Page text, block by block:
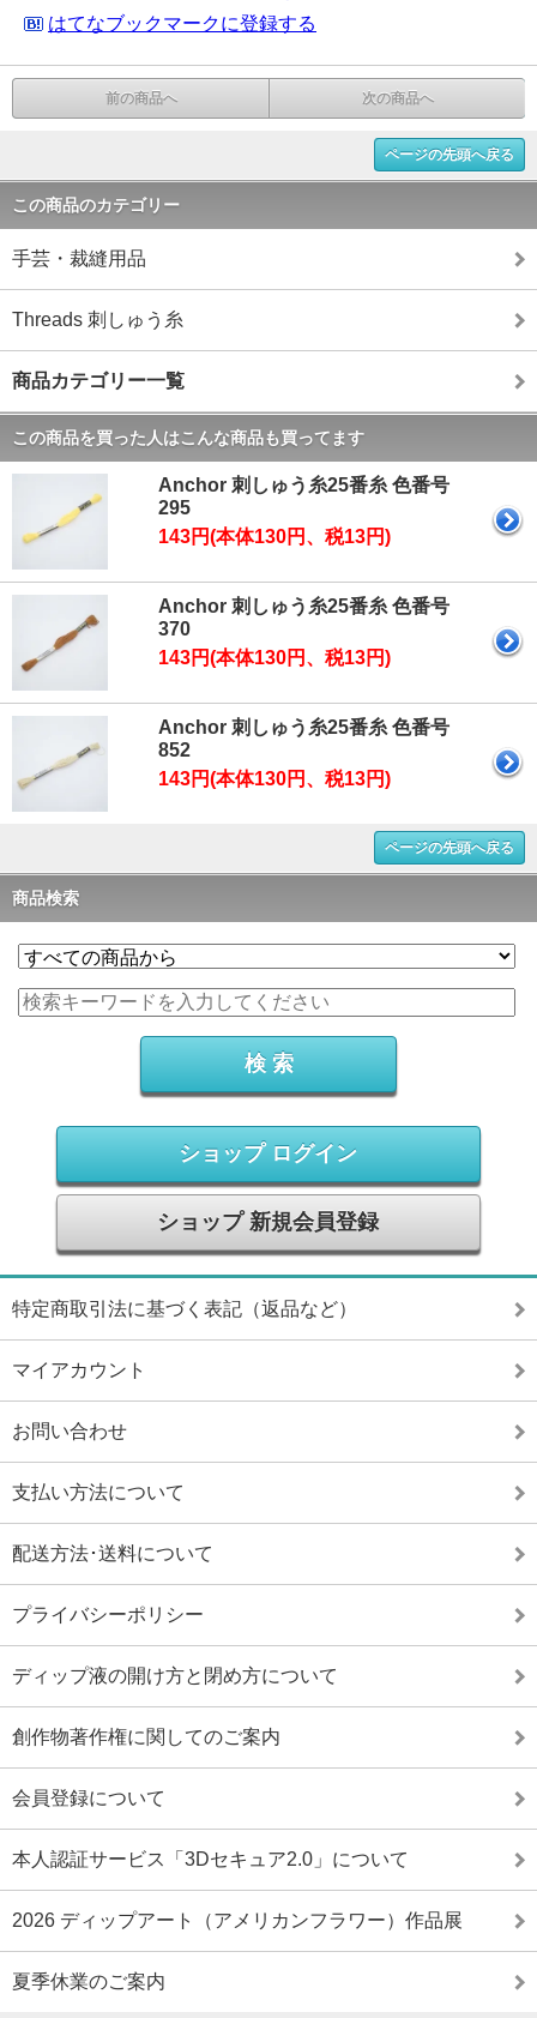
はてなブックマークに登録する
前の商品へ 次の商品へ
ページの先頭へ戻る
この商品のカテゴリー
手芸・裁縫用品
Threads 刺しゅう糸
商品カテゴリー一覧
この商品を買った人はこんな商品も買ってます
Anchor 刺しゅう糸25番糸 色番号
295
143円(本体130円、税13円)
Anchor 刺しゅう糸25番糸 色番号
370
143円(本体130円、税13円)
Anchor 刺しゅう糸25番糸 色番号
852
143円(本体130円、税13円)
ページの先頭へ戻る
商品検索
ショップ ログイン
ショップ 新規会員登録
特定商取引法に基づく表記（返品など）
マイアカウント
お問い合わせ
支払い方法について
配送方法･送料について
プライバシーポリシー
ディップ液の開け方と閉め方について
創作物著作権に関してのご案内
会員登録について
本人認証サービス「3Dセキュア2.0」について
2026 ディップアート（アメリカンフラワー）作品展
夏季休業のご案内